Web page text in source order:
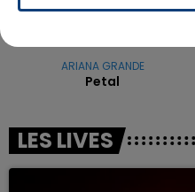
ARIANA GRANDE
Petal
LES LIVES